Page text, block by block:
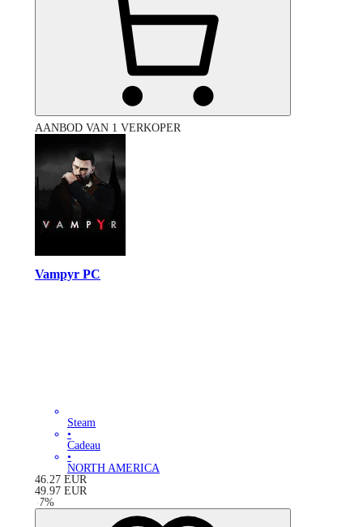
AANBOD VAN 1 VERKOPER
Vampyr PC
Steam
•
Cadeau
•
NORTH AMERICA
46.27 EUR
49.97 EUR
-7%